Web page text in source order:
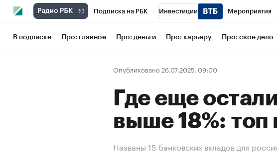
Подписка на РБК Инвестиции Мероприятия
Школа управления РБК РБК Образование
Рынок наличной валюты
В подписке Про: главное Про: деньги Про: карьеру Про: свое дело
Опубликовано 26.07.2025, 09:00
Где еще
выше 18%: топ
Названы 15 банковских вкладов для